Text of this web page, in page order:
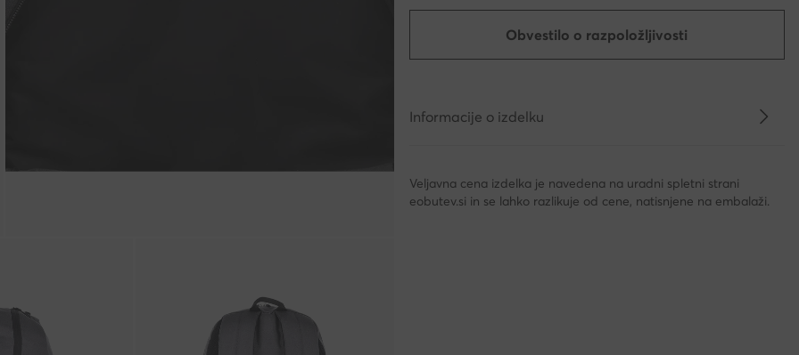
Obvestilo o razpoložljivosti
Informacije o izdelku
Veljavna cena izdelka je navedena na uradni spletni strani
eobutev.si in se lahko razlikuje od cene, natisnjene na embalaži.